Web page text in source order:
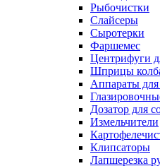
Рыбочистки
Слайсеры
Сыротерки
Фаршемес
Центрифуги
Шприцы
Аппараты
Дозатор для
Измельчители
Клипсаторы
Лапшерезка